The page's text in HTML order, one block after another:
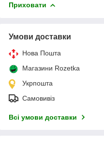
Приховати
Умови доставки
Нова Пошта
Магазини Rozetka
Укрпошта
Самовивіз
Всі умови доставки